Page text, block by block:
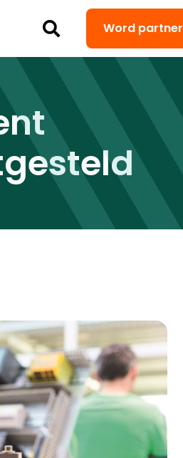
Word partner